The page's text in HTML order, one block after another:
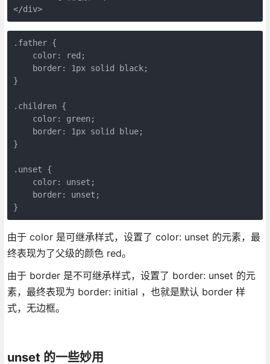
</div>
.father {
    color: red;
    border: 1px solid black;
}
.children {
    color: green;
    border: 1px solid blue;
}
.unset {
    color: unset;
    border: unset;
}
由于 color 是可继承样式，设置了 color: unset 的元素，最
终表现为了父级的颜色 red。
由于 border 是不可继承样式，设置了 border: unset 的元
素，最终表现为 border: initial ，也就是默认 border 样
式，无边框。
unset 的一些妙用